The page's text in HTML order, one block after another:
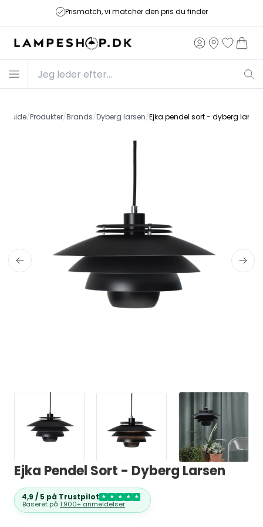
Prismatch, vi matcher den pris du finder
Forside/Produkter/Brands/Dyberg larsen/Ejka pendel sort - dyberg larsen
Ejka Pendel Sort - Dyberg Larsen
4,9 / 5 på Trustpilot ★ ★ ★ ★ ★
Baseret på 1.900+ anmeldelser